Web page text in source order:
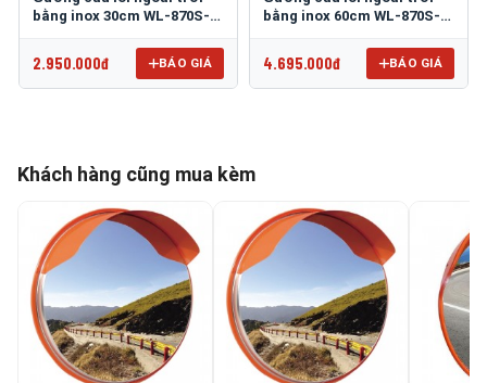
bằng inox 30cm WL-870S-
2.950.000đ BÁO GIÁ
bằng inox 60cm WL-870S-
4.695.000đ BÁO GIÁ
Khách hàng cũng mua kèm